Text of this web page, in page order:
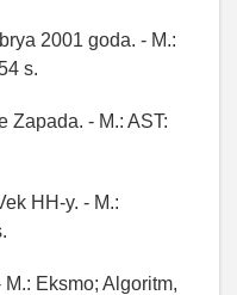
2001 goda. - M.:
s.
Zapada. - M.: AST:
HH-y. - M.:
Eksmo; Algoritm,